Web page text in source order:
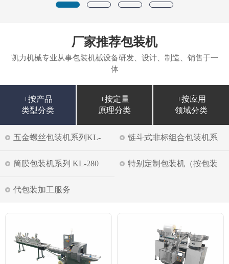
厂家推荐包装机
凯力机械专业从事包装机械设备研发、设计、制造、销售于一
体
+按产品
类型分类
+按定量
原理分类
+按应用
领域分类
五金螺丝包装机系列KL-
35LS
链斗式非标组合包装机系
列KL-35SG
筒膜包装机系列 KL-280 特别定制包装机（按包装
代包装加工服务